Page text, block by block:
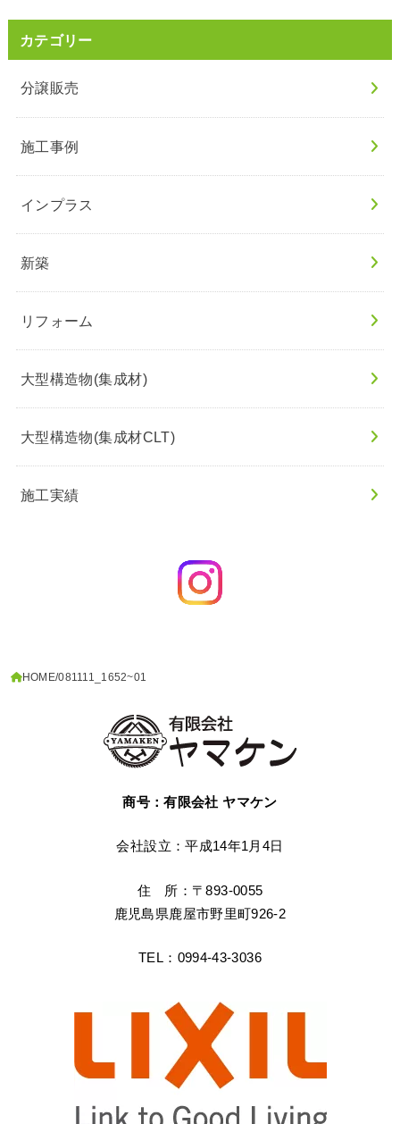
カテゴリー
分譲販売
施工事例
インプラス
新築
リフォーム
大型構造物(集成材)
大型構造物(集成材CLT)
施工実績
HOME 081111_1652~01
商号：有限会社 ヤマケン
会社設立：平成14年1月4日
住 所：〒893-0055
鹿児島県鹿屋市野里町926-2
TEL：0994-43-3036